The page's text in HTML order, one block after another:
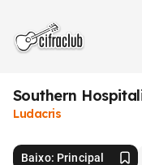
Southern
Ludacris
Baixo: Principal